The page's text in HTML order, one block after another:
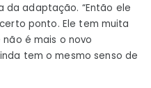
adaptação. “Então ele
ponto. Ele tem muita
é mais o novo
tem o mesmo senso de